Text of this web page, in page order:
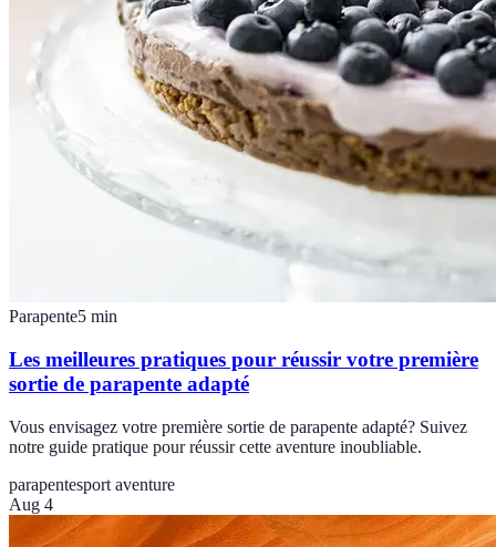
Parapente5 min
Les meilleures pratiques pour réussir votre première
sortie de parapente adapté
Vous envisagez votre première sortie de parapente adapté? Suivez
notre guide pratique pour réussir cette aventure inoubliable.
parapentesport aventure
Aug 4